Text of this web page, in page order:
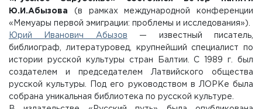
Ю.И.Абызова (в рамках международной конференции
«Мемуары первой эмиграции: проблемы и исследования»).
Юрий Иванович Абызов — известный писатель,
библиограф, литературовед, крупнейший специалист по
истории русской культуры стран Балтии. С 1989 г. был
создателем и председателем Латвийского общества
русской культуры. Под его руководством в ЛОРКе была
собрана уникальная библиотека по русской культуре.